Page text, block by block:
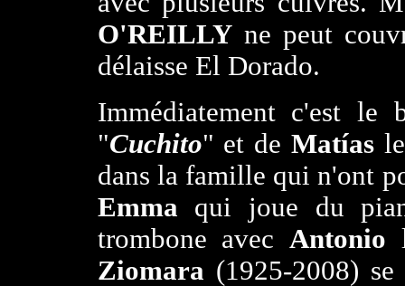
O'REILLYne peut
délaisse El Dorado.
Immédiatement c'est le
"Cuchito" et de Matíasle
dans la famille qui n'ont
Emma qui joue du
trombone avec Antonio
Ziomara (1925-2008)